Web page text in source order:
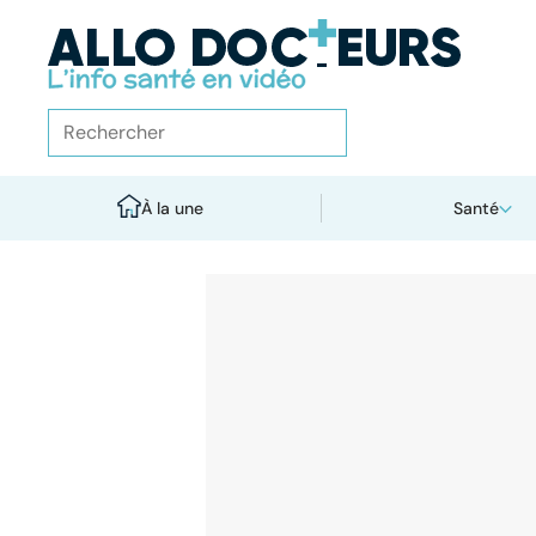
À la une Santé